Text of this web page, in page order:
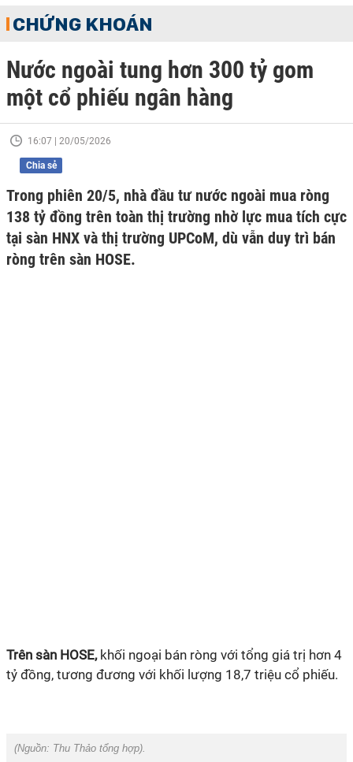
CHỨNG KHOÁN
Nước ngoài tung hơn 300 tỷ gom
một cổ phiếu ngân hàng
16:07 | 20/05/2026
Chia sẻ
Trong phiên 20/5, nhà đầu tư nước ngoài mua ròng
138 tỷ đồng trên toàn thị trường nhờ lực mua tích cực
tại sàn HNX và thị trường UPCoM, dù vẫn duy trì bán
ròng trên sàn HOSE.
Trên sàn HOSE,khối ngoại bán ròng với tổng giá trị hơn 4
tỷ đồng, tương đương với khối lượng 18,7 triệu cổ phiếu.
(Nguồn: Thu Thảo tổng hợp).